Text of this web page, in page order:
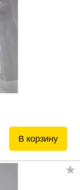
В корзину